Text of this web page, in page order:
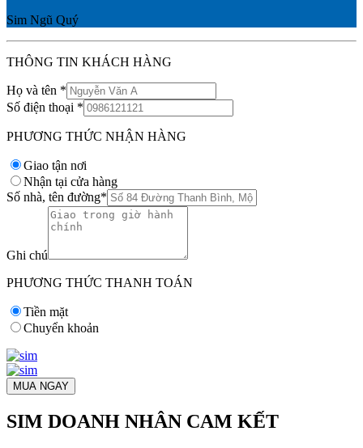
Sim Ngũ Quý
THÔNG TIN KHÁCH HÀNG
Họ và tên *
Số điện thoại *
PHƯƠNG THỨC NHẬN HÀNG
Giao tận nơi
Nhận tại cửa hàng
Số nhà, tên đường*
Ghi chú
PHƯƠNG THỨC THANH TOÁN
Tiền mặt
Chuyển khoản
MUA NGAY
SIM DOANH NHÂN CAM KẾT